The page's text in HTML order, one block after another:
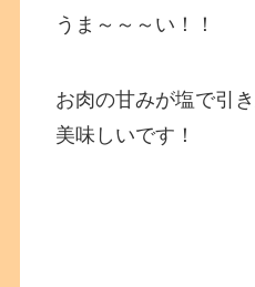
うま～～～い！！
お肉の甘みが塩で引
美味しいです！